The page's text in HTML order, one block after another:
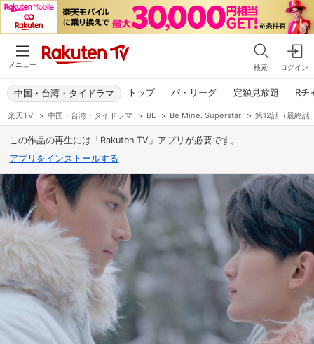
メニュー 検索 ログイン
トップ パ・リーグ 定額見放題 Rチ
中国・台湾・タイドラマ
楽天TV > 中国・台湾・タイドラマ > BL > Be Mine. Superstar > 第12話（最終話
この作品の再生には「Rakuten TV」アプリが必要です。
アプリをインストールする